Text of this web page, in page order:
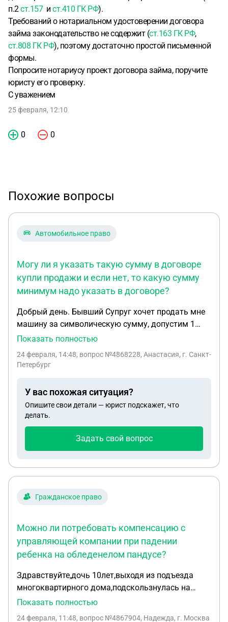
п.2ст.157 и ст.410 ГК РФ).
Требований о нотариальном удостоверении договора
займа законодательство не содержит (ст.163 ГК РФ,
ст.808 ГК РФ), поэтому достаточно простой письменной
формы.
Попросите нотариусу проект договора займа, поручите
юристу его проверку.
С уважением
25 февраля, 12:10
0 0
Похожие вопросы
Автомобильное право
Могу ли я указать такую сумму в договоре
купли продажи и если нет, то какую сумму
минимум надо указать в договоре?
Добрый день. Бывший Супруг хочет продать мне
машину за символическую сумму, допустим 1
рубль. Машина была куплена не в браке, в
такую сумму в договоре купли продажи и если
Показать полностью
24 февраля, 14:48, вопрос №4868228, Анастасия, г. Санкт-
Петербург
У вас похожая ситуация?
Опишите свои детали — юрист подскажет, что
делать.
Задать свой вопрос
Гражданское право
Можно ли потребовать компенсацию с
управляющей компании при падении
ребенка на обледенелом пандусе?
Здравствуйте,дочь 10лет,выходя из подъезда
многоквартирного дома,подскользнулась на
пандусе(шла по нему,так как имеет инвалидность
Показать полностью
24 февраля, 11:48, вопрос №4867904, Надежда, г. Москва